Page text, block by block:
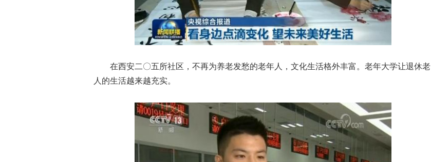
在西安二〇五所社区，不再为养老发愁的老年人，文化生活格外丰富。老年大学让退休老
人的生活越来越充实。